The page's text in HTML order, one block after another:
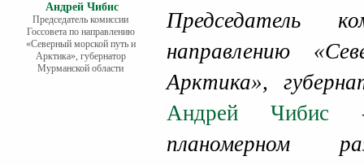
Андрей Чибис
Председатель комиссии
Госсовета по направлению
«Северный морской путь и
Арктика», губернатор
Мурманской области
Председатель
направлению
Арктика»,
Андрей Чибис –
планомерном